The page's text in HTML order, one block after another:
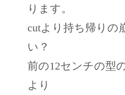
ります。
cutより持ち帰りの
い？
前の12センチの型
より